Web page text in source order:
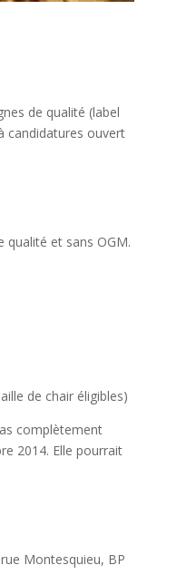
de qualité (label
candidatures ouvert
qualité et sans OGM.
de chair éligibles)
complètement
2014. Elle pourrait
Montesquieu, BP